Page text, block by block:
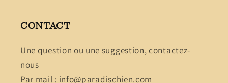
CONTACT
Une question ou une suggestion, contactez-
nous
Par mail : info@paradischien.com